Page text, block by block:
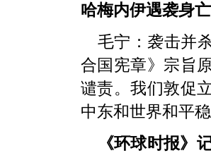
哈梅内伊遇袭身
毛宁：袭击并
合国宪章》宗旨
谴责。我们敦促
中东和世界和平稳
《环球时报》